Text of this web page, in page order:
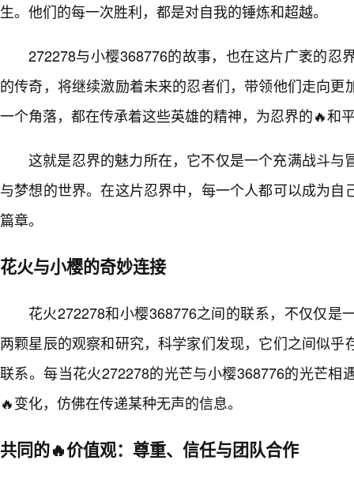
生。他们的每一次胜利，都是对自我的锤炼和超越。
272278与小樱368776的故事，也在这片广袤的忍
的传奇，将继续激励着未来的忍者们，带领他们走向更
一个角落，都在传承着这些英雄的精神，为忍界的🔥和
这就是忍界的魅力所在，它不仅是一个充满战斗与
与梦想的世界。在这片忍界中，每一个人都可以成为自
篇章。
花火与小樱的奇妙连接
花火272278和小樱368776之间的联系，不仅仅是
两颗星辰的观察和研究，科学家们发现，它们之间似乎
联系。每当花火272278的光芒与小樱368776的光芒相
🔥变化，仿佛在传递某种无声的信息。
共同的🔥价值观：尊重、信任与团队合作